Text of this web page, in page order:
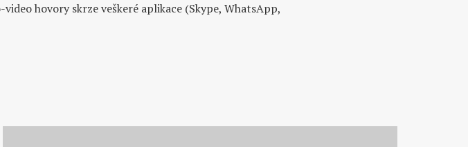
hovory skrze veškeré aplikace (Skype, WhatsApp,